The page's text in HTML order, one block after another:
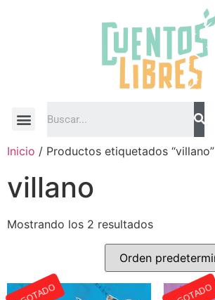
Inicio / Productos etiquetados “villano”
villano
Mostrando los 2 resultados